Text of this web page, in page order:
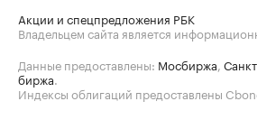
Акции и спецпредложения РБК
Владельцем сайта является
Данные предоставлены: Мосбиржа,
биржа.
Индексы облигаций предоставлены